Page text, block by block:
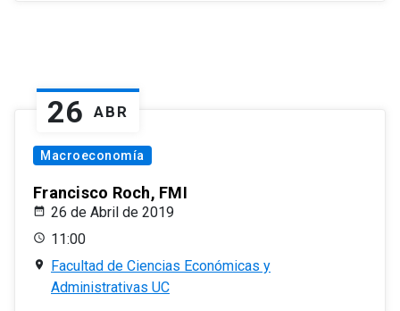
26 ABR
Macroeconomía
Francisco Roch, FMI
26 de Abril de 2019
11:00
Facultad de Ciencias Económicas y
Administrativas UC